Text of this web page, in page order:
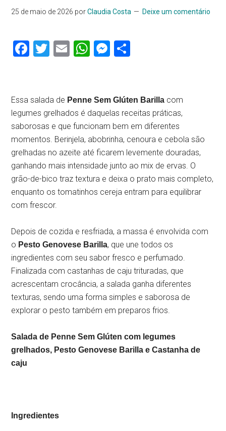
25 de maio de 2026 porClaudia Costa Deixe um comentário
Facebook
Twitter
EmailWhatsApp
Messenger
Essa salada de Penne Sem Glúten Barilla com
legumes grelhados é daquelas receitas práticas,
saborosas e que funcionam bem em diferentes
momentos. Berinjela, abobrinha, cenoura e cebola são
grelhadas no azeite até ficarem levemente douradas,
ganhando mais intensidade junto ao mix de ervas. O
grão-de-bico traz textura e deixa o prato mais completo,
enquanto os tomatinhos cereja entram para equilibrar
com frescor.
Depois de cozida e resfriada, a massa é envolvida com
o Pesto Genovese Barilla, que une todos os
ingredientes com seu sabor fresco e perfumado.
Finalizada com castanhas de caju trituradas, que
acrescentam crocância, a salada ganha diferentes
texturas, sendo uma forma simples e saborosa de
explorar o pesto também em preparos frios.
Salada de Penne Sem Glúten com legumes
grelhados, Pesto Genovese Barilla e Castanha de
caju
Ingredientes